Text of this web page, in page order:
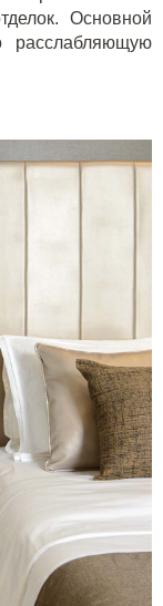
Основной
расслабляющую